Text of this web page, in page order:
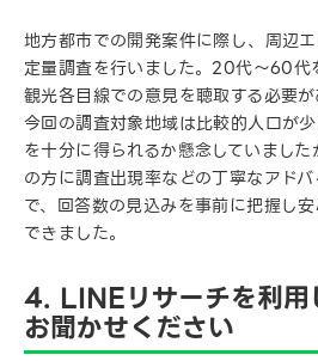
地方都市での開発案件に際し、周辺
定量調査を行いました。20代～60代
観光各目線での意見を聴取する必要が
今回の調査対象地域は比較的人口が
を十分に得られるか懸念していまし
の方に調査出現率などの丁寧なアド
で、回答数の見込みを事前に把握し
できました。
4. LINEリサーチを利用
お聞かせください